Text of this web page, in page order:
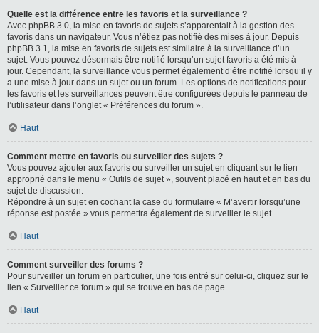
Quelle est la différence entre les favoris et la surveillance ?
Avec phpBB 3.0, la mise en favoris de sujets s’apparentait à la gestion des
favoris dans un navigateur. Vous n’étiez pas notifié des mises à jour. Depuis
phpBB 3.1, la mise en favoris de sujets est similaire à la surveillance d’un
sujet. Vous pouvez désormais être notifié lorsqu’un sujet favoris a été mis à
jour. Cependant, la surveillance vous permet également d’être notifié lorsqu’il y
a une mise à jour dans un sujet ou un forum. Les options de notifications pour
les favoris et les surveillances peuvent être configurées depuis le panneau de
l’utilisateur dans l’onglet « Préférences du forum ».
Haut
Comment mettre en favoris ou surveiller des sujets ?
Vous pouvez ajouter aux favoris ou surveiller un sujet en cliquant sur le lien
approprié dans le menu « Outils de sujet », souvent placé en haut et en bas du
sujet de discussion.
Répondre à un sujet en cochant la case du formulaire « M’avertir lorsqu’une
réponse est postée » vous permettra également de surveiller le sujet.
Haut
Comment surveiller des forums ?
Pour surveiller un forum en particulier, une fois entré sur celui-ci, cliquez sur le
lien « Surveiller ce forum » qui se trouve en bas de page.
Haut